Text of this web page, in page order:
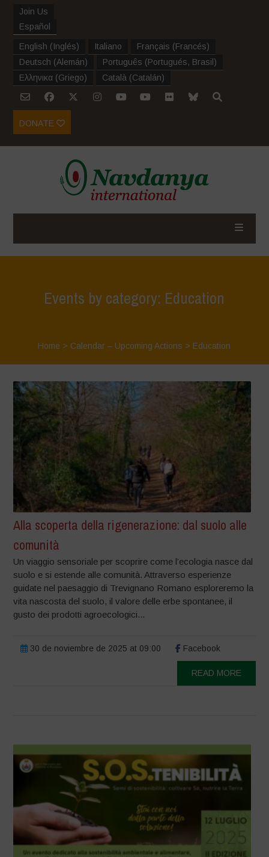
Join Us
Español
English (Inglés) Italiano Français (Francés)
Deutsch (Alemán) Português (Portugués, Brasil )
Ελληνικα (Griego) Català (Catalán)
DONATE
Events by category: Education
Home > Calendar – Upcoming Actions > Education
Alla scoperta della rigenerazione: dal suolo alle
comunità
Un viaggio sensoriale per scoprire come l’ecologia nasce dal
suolo e si estende alle comunità. Attraverso esperienze
guidate nel paesaggio di Trevignano Romano esploreremo la
vita nascosta del suolo, il valore delle erbe spontanee, il
gusto dei prodotti agroecologici...
30 de noviembre de 2025 at 09:00 Facebook
READ MORE